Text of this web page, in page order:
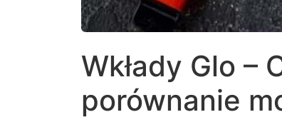
Wkłady Glo –
porównanie